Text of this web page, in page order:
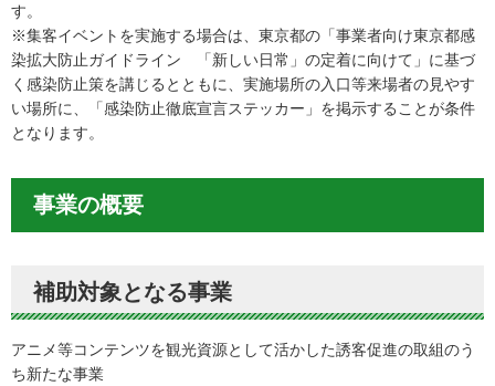
す。
※集客イベントを実施する場合は、東京都の「事業者向け東京都感
染拡大防止ガイドライン 「新しい日常」の定着に向けて」に基づ
く感染防止策を講じるとともに、実施場所の入口等来場者の見やす
い場所に、「感染防止徹底宣言ステッカー」を掲示することが条件
となります。
事業の概要
補助対象となる事業
アニメ等コンテンツを観光資源として活かした誘客促進の取組のう
ち新たな事業